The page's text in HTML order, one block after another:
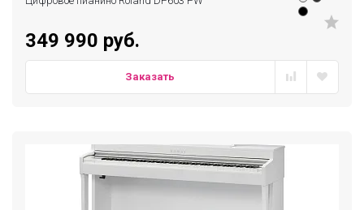
349 990 руб.
Заказать